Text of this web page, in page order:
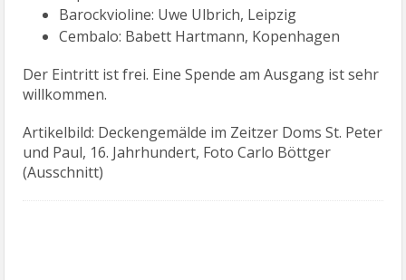
Barockvioline: Uwe Ulbrich, Leipzig
Cembalo: Babett Hartmann, Kopenhagen
Der Eintritt ist frei. Eine Spende am Ausgang ist sehr
willkommen.
Artikelbild: Deckengemälde im Zeitzer Doms St. Peter
und Paul, 16. Jahrhundert, Foto Carlo Böttger
(Ausschnitt)